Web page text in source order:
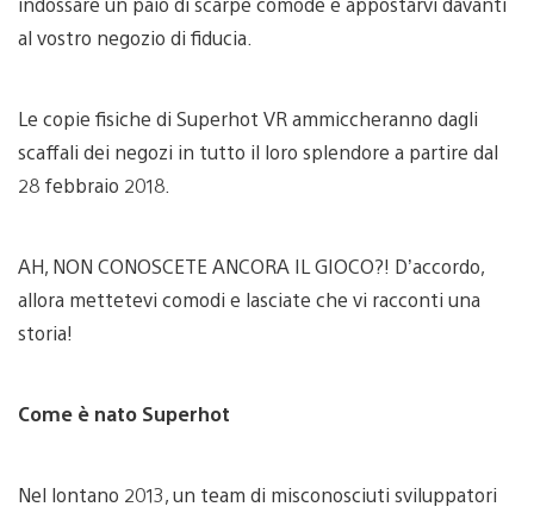
al vostro negozio di fiducia.
Le copie fisiche di Superhot VR ammiccheranno dagli
scaffali dei negozi in tutto il loro splendore a partire dal
28 febbraio 2018.
AH, NON CONOSCETE ANCORA IL GIOCO?! D’accordo,
allora mettetevi comodi e lasciate che vi racconti una
storia!
Come è nato Superhot
Nel lontano 2013, un team di misconosciuti sviluppatori